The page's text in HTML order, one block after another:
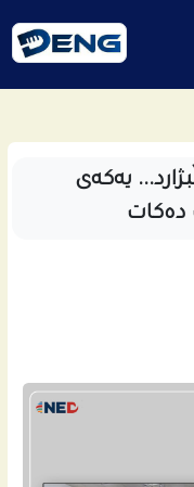
یه‌كه‌ى
ده‌كات